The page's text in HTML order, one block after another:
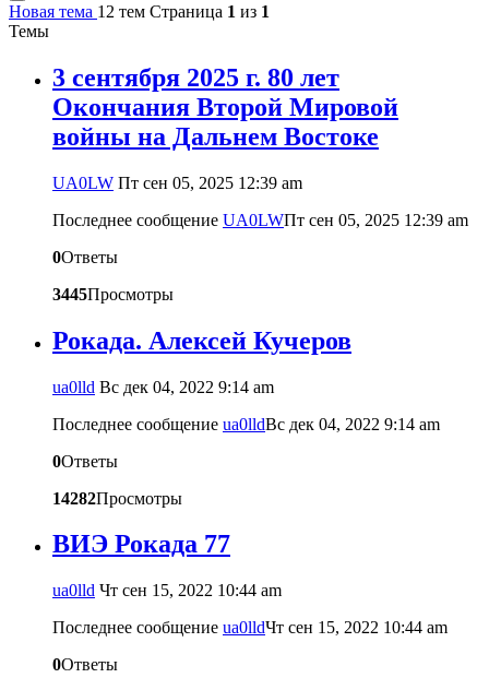
Новая тема 12 тем Страница 1 из 1
Темы
3 сентября 2025 г. 80 лет
Окончания Второй Мировой
войны на Дальнем Востоке
UA0LW Пт сен 05, 2025 12:39 am
Последнее сообщение UA0LWПт сен 05, 2025 12:39 am
0Ответы
3445Просмотры
Рокада. Алексей Кучеров
ua0lld Вс дек 04, 2022 9:14 am
Последнее сообщение ua0lldВс дек 04, 2022 9:14 am
0Ответы
14282Просмотры
ВИЭ Рокада 77
ua0lld Чт сен 15, 2022 10:44 am
Последнее сообщение ua0lldЧт сен 15, 2022 10:44 am
0Ответы